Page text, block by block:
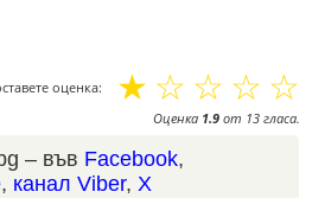
оценка: ☆
☆
☆
☆
☆
Оценка 1.9 от 13 гласа.
– във Facebook,
, канал Viber, X